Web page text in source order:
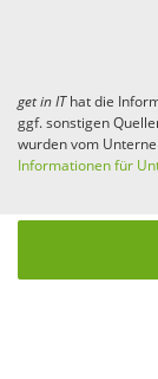
get in IThat die
ggf. sonstigen
wurden vom
Informationen für